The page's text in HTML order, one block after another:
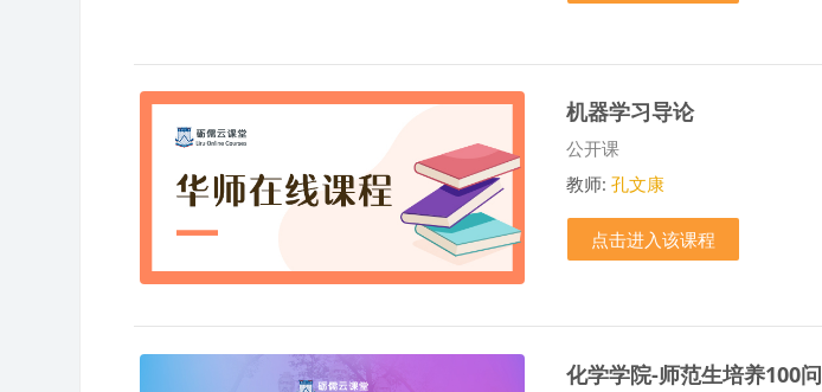
机器学习导论
课程类别
公开课
教师:孔文康
点击进入该课程
化学学院-师范生培养100问